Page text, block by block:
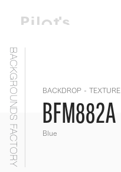
BACKGROUNDS FACTORY BACKDROP - TEXTURE
BFM882A
Blue